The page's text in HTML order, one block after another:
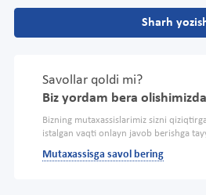
Sharh
Savollar qoldi mi?
Biz yordam bera
Bizning mutaxassislarimiz sizni
istalgan vaqti onlayn javob berishga
Mutaxassisga savol bering